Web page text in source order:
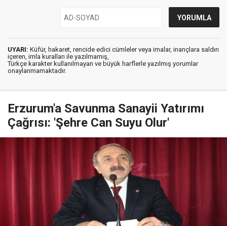
UYARI: Küfür, hakaret, rencide edici cümleler veya imalar, inançlara saldırı
içeren, imla kuralları ile yazılmamış,
Türkçe karakter kullanılmayan ve büyük harflerle yazılmış yorumlar
onaylanmamaktadır.
Erzurum'a Savunma Sanayii Yatırımı
Çağrısı: 'Şehre Can Suyu Olur'